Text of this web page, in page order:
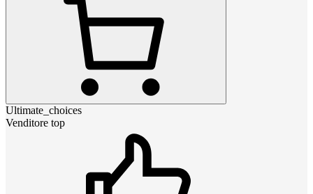
Ultimate_choices
Venditore top